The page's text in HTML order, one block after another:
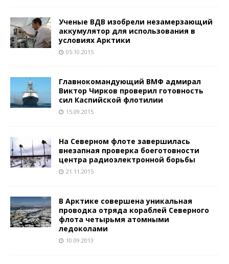
Ученые ВДВ изобрели незамерзающий
аккумулятор для использования в
условиях Арктики
05.10.2015
Главнокомандующий ВМФ адмирал
Виктор Чирков проверил готовность
сил Каспийской флотилии
15.09.2015
На Северном флоте завершилась
внезапная проверка боеготовности
центра радиоэлектронной борьбы
21.11.2015
В Арктике совершена уникальная
проводка отряда кораблей Северного
флота четырьмя атомными
ледоколами
10.09.2013